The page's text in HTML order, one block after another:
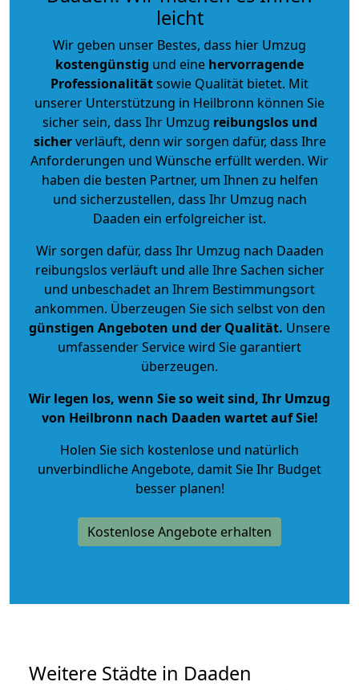
leicht
Wir geben unser Bestes, dass hier Umzug
kostengünstig und eine hervorragende
Professionalitätsowie Qualität bietet. Mit
unserer Unterstützung in Heilbronn können Sie
sicher sein, dass Ihr Umzug reibungslos und
sicherverläuft, denn wir sorgen dafür, dass Ihre
Anforderungen und Wünsche erfüllt werden. Wir
haben die besten Partner, um Ihnen zu helfen
und sicherzustellen, dass Ihr Umzug nach
Daaden ein erfolgreicher ist.
Wir sorgen dafür, dass Ihr Umzug nach Daaden
reibungslos verläuft und alle Ihre Sachen sicher
und unbeschadet an Ihrem Bestimmungsort
ankommen. Überzeugen Sie sich selbst von den
günstigen Angeboten und der Qualität. Unsere
umfassender Service wird Sie garantiert
überzeugen.
Wir legen los, wenn Sie so weit sind, Ihr Umzug
von Heilbronn nach Daaden wartet auf Sie!
Holen Sie sich kostenlose und natürlich
unverbindliche Angebote, damit Sie Ihr Budget
besser planen!
Kostenlose Angebote erhalten
Weitere Städte in Daaden